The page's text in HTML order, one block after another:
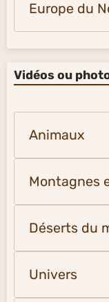
Europe du
Vidéos ou
Animaux
Montagnes
Déserts du
Univers